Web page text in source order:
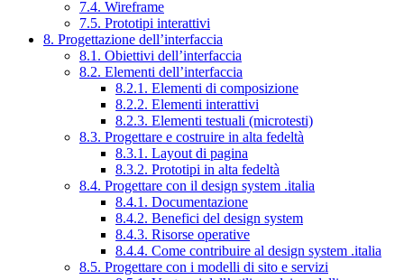
7.4. Wireframe
7.5. Prototipi interattivi
8. Progettazione dell’interfaccia
8.1. Obiettivi dell’interfaccia
8.2. Elementi dell’interfaccia
8.2.1. Elementi di composizione
8.2.2. Elementi interattivi
8.2.3. Elementi testuali (microtesti)
8.3. Progettare e costruire in alta fedeltà
8.3.1. Layout di pagina
8.3.2. Prototipi in alta fedeltà
8.4. Progettare con il design system .italia
8.4.1. Documentazione
8.4.2. Benefici del design system
8.4.3. Risorse operative
8.4.4. Come contribuire al design system .italia
8.5. Progettare con i modelli di sito e servizi